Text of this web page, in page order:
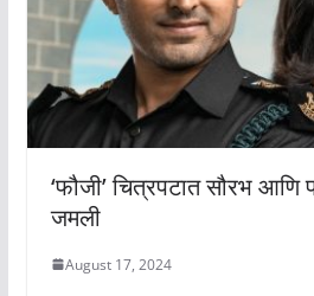
‘फौजी’ चित्रपटात सौरभ आणि
जमली
August 17, 2024